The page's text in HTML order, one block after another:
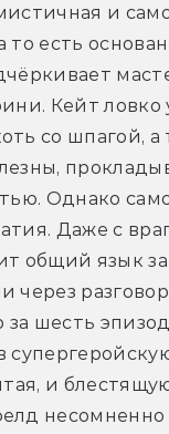
и
есть
Кейт ловко
со шпагой,
Однако
Даже с
общий язык
через
за шесть
и
несомненно